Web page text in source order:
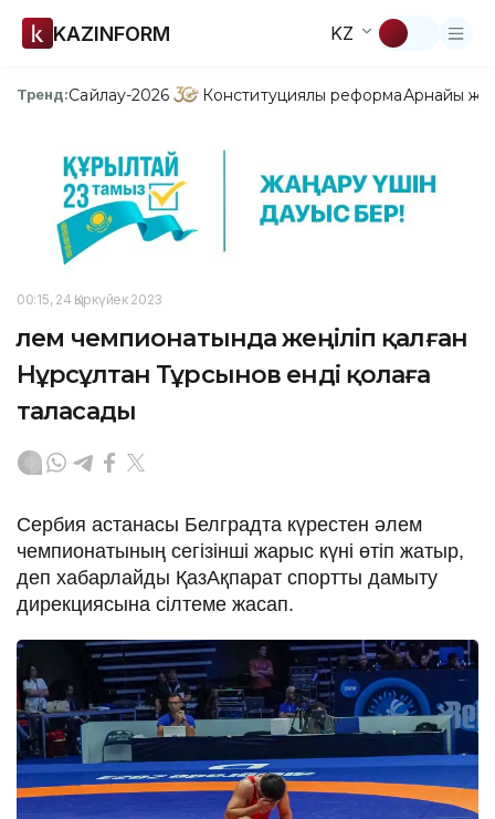
KAZINFORM KZ
Тренд:Сайлау-2026 Конституциялық реформаАрнайы
00:15, 24 Қыркүйек 2023
Әлем чемпионатында жеңіліп қалған
Нұрсұлтан Тұрсынов енді қолаға
таласады
Сербия астанасы Белградта күрестен әлем
чемпионатының сегізінші жарыс күні өтіп жатыр,
деп хабарлайды ҚазАқпарат спортты дамыту
дирекциясына сілтеме жасап.